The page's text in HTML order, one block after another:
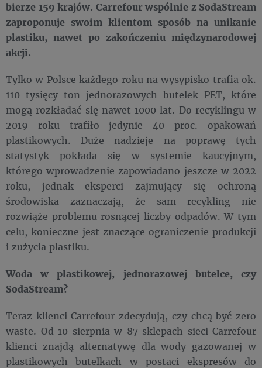
bierze 159 krajów. Carrefour wspólnie z SodaStream
zaproponuje swoim klientom sposób na unikanie
plastiku, nawet po zakończeniu międzynarodowej
akcji.
Tylko w Polsce każdego roku na wysypisko trafia ok.
110 tysięcy ton jednorazowych butelek PET, które
mogą rozkładać się nawet 1000 lat. Do recyklingu w
2019 roku trafiło jedynie 40 proc. opakowań
plastikowych. Duże nadzieje na poprawę tych
statystyk pokłada się w systemie kaucyjnym,
którego wprowadzenie zapowiadano jeszcze w 2022
roku, jednak eksperci zajmujący się ochroną
środowiska zaznaczają, że sam recykling nie
rozwiąże problemu rosnącej liczby odpadów. W tym
celu, konieczne jest znaczące ograniczenie produkcji
i zużycia plastiku.
Woda w plastikowej, jednorazowej butelce, czy
SodaStream?
Teraz klienci Carrefour zdecydują, czy chcą być zero
waste. Od 10 sierpnia w 87 sklepach sieci Carrefour
klienci znajdą alternatywę dla wody gazowanej w
plastikowych butelkach w postaci ekspresów do